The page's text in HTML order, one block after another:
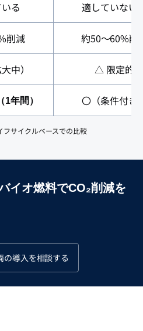
いる 適していな
削減 約50〜60%削
中） △ 限定的
年間） 〇（条件付き
サイクルベースでの比較
イオ燃料でCO₂削減を
の導入を相談する